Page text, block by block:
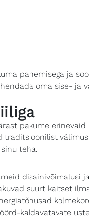
panemisega ja
oma sise- ja
pakume erinevaid
traditsioonilist
teha.
disainivõimalusi
suurt kaitset
kaldavatavate